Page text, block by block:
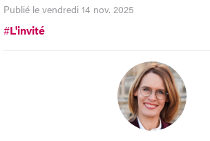
Publié le vendredi 14 nov. 2025
#L'invité